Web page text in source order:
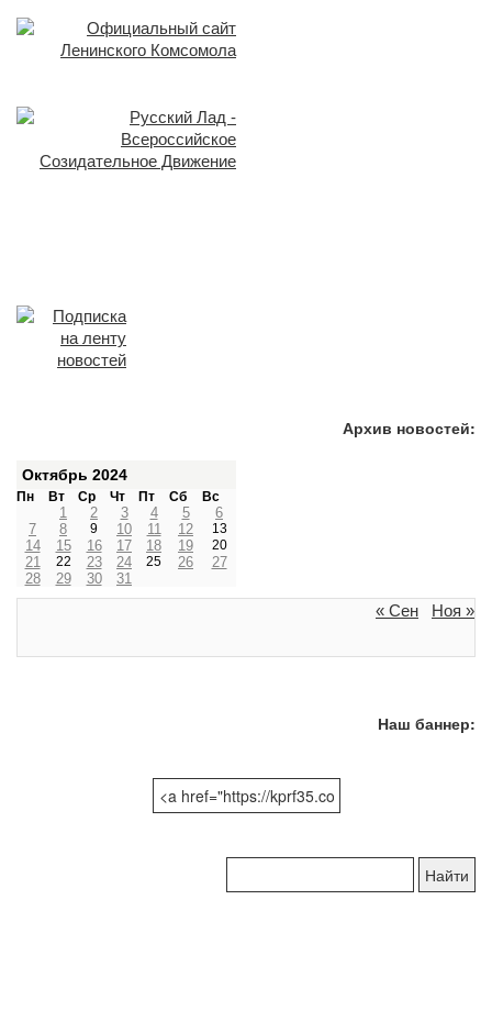
Архив новостей:
Октябрь 2024
Пн Вт Ср Чт Пт Сб Вс
1 2 3 4 5
6
7
8 9 10 11 12 13
14 15 16 17 18 19 20
21 22 23 24 25 26
27
28
29 30 31
« Сен Ноя »
Наш баннер:
по